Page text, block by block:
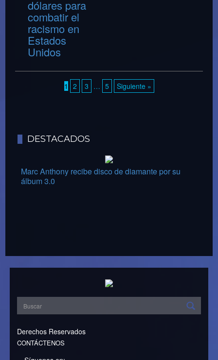
dólares para
combatir el
racismo en
Estados
Unidos
1 2 3 … 5 Siguiente »
DESTACADOS
Marc Anthony recibe disco de diamante por su
álbum 3.0
Derechos Reservados
CONTÁCTENOS